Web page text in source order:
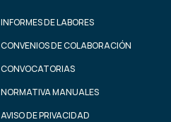
INFORMES DE LABORES
CONVENIOS DE COLABORACIÓN
CONVOCATORIAS
NORMATIVA MANUALES
AVISO DE PRIVACIDAD